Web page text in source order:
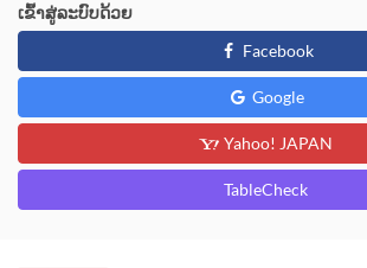
ເຂົ້າສູ່ລະບົບດ້ວຍ
Facebook
Google
Yahoo! JAPAN
TableCheck